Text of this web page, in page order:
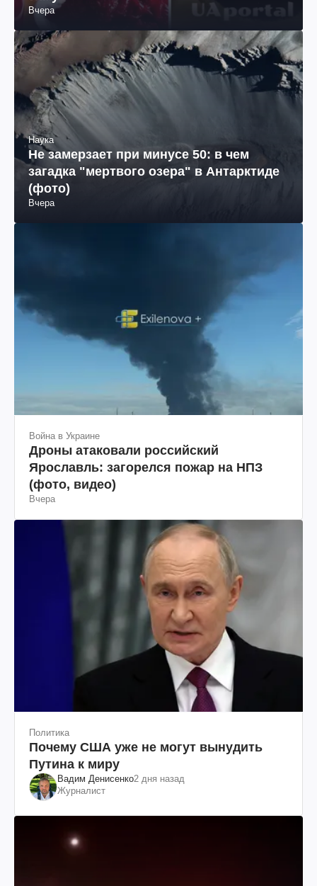
Вчера
Наука
Не замерзает при минусе 50: в чем
загадка "мертвого озера" в Антарктиде
(фото)
Вчера
Война в Украине
Дроны атаковали российский
Ярославль: загорелся пожар на НПЗ
(фото, видео)
Вчера
Политика
Почему США уже не могут вынудить
Путина к миру
Вадим Денисенко2 дня назад
Журналист